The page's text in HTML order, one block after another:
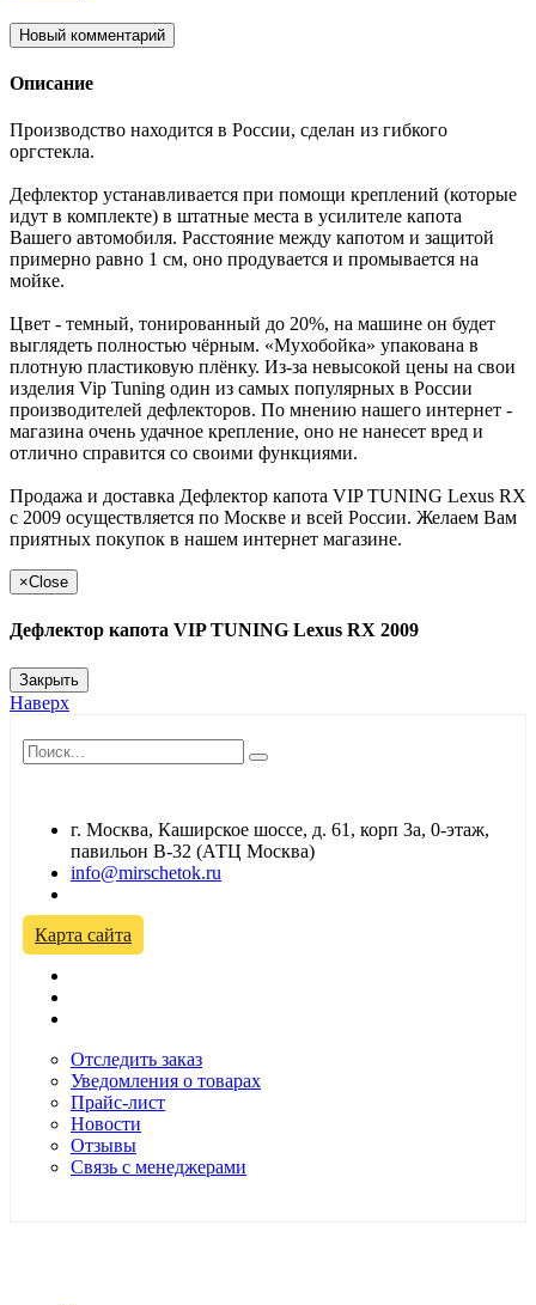
Новый комментарий
Описание
Производство находится в России, сделан из гибкого
оргстекла.
Дефлектор устанавливается при помощи креплений (которые
идут в комплекте) в штатные места в усилителе капота
Вашего автомобиля. Расстояние между капотом и защитой
примерно равно 1 см, оно продувается и промывается на
мойке.
Цвет - темный, тонированный до 20%, на машине он будет
выглядеть полностью чёрным. «Мухобойка» упакована в
плотную пластиковую плёнку. Из-за невысокой цены на свои
изделия Vip Tuning один из самых популярных в России
производителей дефлекторов. По мнению нашего интернет -
магазина очень удачное крепление, оно не нанесет вред и
отлично справится со своими функциями.
Продажа и доставка Дефлектор капота VIP TUNING Lexus RX
с 2009 осуществляется по Москве и всей России. Желаем Вам
приятных покупок в нашем интернет магазине.
×Close
Дефлектор капота VIP TUNING Lexus RX 2009
Закрыть
Наверх
г. Москва, Каширское шоссе, д. 61, корп 3а, 0-этаж,
павильон В-32 (АТЦ Москва)
info@mirschetok.ru
Карта сайта
Отследить заказ
Уведомления о товарах
Прайс-лист
Новости
Отзывы
Связь с менеджерами